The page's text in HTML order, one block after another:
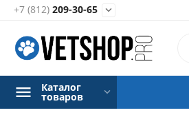
+7 (812) 209-30-65 
Каталог
товаров